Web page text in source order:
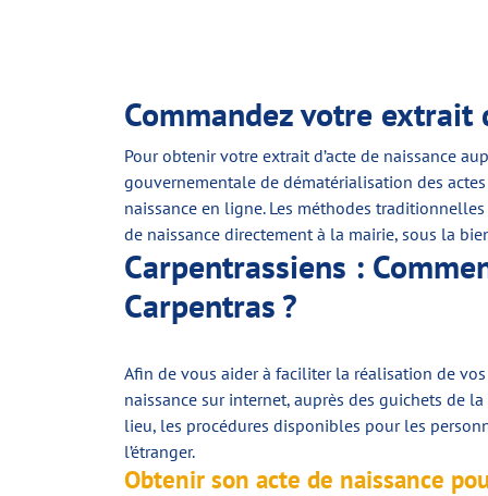
Commandez votre extrait
Pour obtenir votre extrait d’acte de naissance
gouvernementale de dématérialisation des
naissance en ligne. Les méthodes
de naissance directement à la mairie, sous la
Carpentrassiens :
Carpentras ?
Afin de vous aider à faciliter la réalisation de
naissance sur internet, auprès des guichets de
lieu, les procédures disponibles pour les
l’étranger.
Obtenir son acte de naissance